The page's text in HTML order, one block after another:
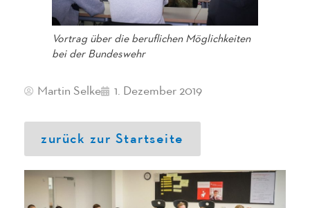
Vortrag über die beruflichen Möglichkeiten
bei der Bundeswehr
Martin Selke 1. Dezember 2019
zurück zur Startseite